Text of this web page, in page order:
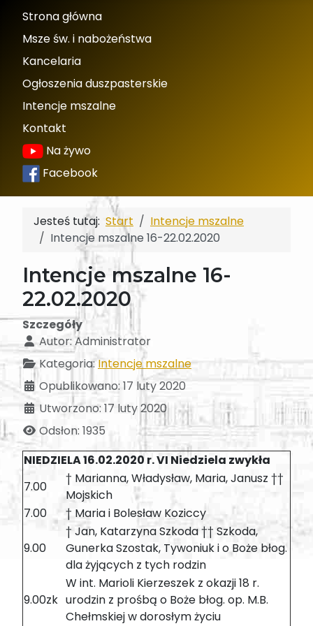
Strona główna
Msze św. i nabożeństwa
Kancelaria
Ogłoszenia duszpasterskie
Intencje mszalne
Kontakt
Na żywo
Facebook
Jesteś tutaj: Start
Intencje mszalne
Intencje mszalne 16-22.02.2020
Intencje mszalne 16-
22.02.2020
Szczegóły
Autor: Administrator
Kategoria:Intencje mszalne
Opublikowano: 17 luty 2020
Utworzono: 17 luty 2020
Odsłon: 1935
NIEDZIELA 16.02.2020 r. VI Niedziela zwykła
7.00
† Marianna, Władysław, Maria, Janusz ††
Mojskich
7.00
† Maria i Bolesław Koziccy
9.00
† Jan, Katarzyna Szkoda †† Szkoda,
Gunerka Szostak, Tywoniuk i o Boże błog.
dla żyjących z tych rodzin
9.00zk
W int. Marioli Kierzeszek z okazji 18 r.
urodzin z prośbą o Boże błog. op. M.B.
Chełmskiej w dorosłym życiu